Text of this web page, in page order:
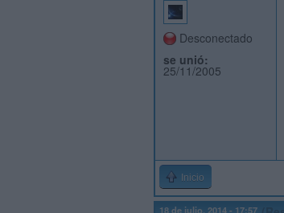
Desconectado
se unió:
25/11/2005
Inicio
18 de julio, 2014 - 17:57